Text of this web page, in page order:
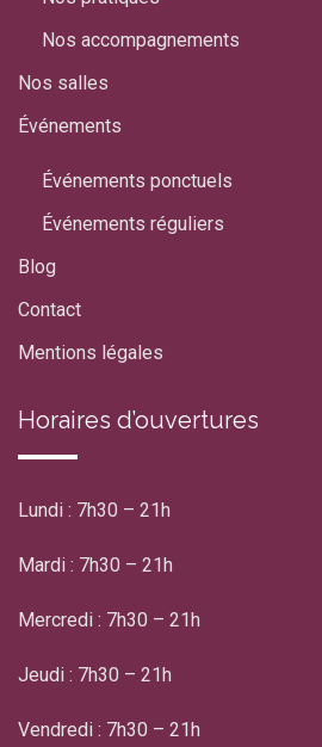
Nos accompagnements
Nos salles
Événements
Événements ponctuels
Événements réguliers
Blog
Contact
Mentions légales
Horaires d’ouvertures
Lundi : 7h30 – 21h
Mardi : 7h30 – 21h
Mercredi : 7h30 – 21h
Jeudi : 7h30 – 21h
Vendredi : 7h30 – 21h